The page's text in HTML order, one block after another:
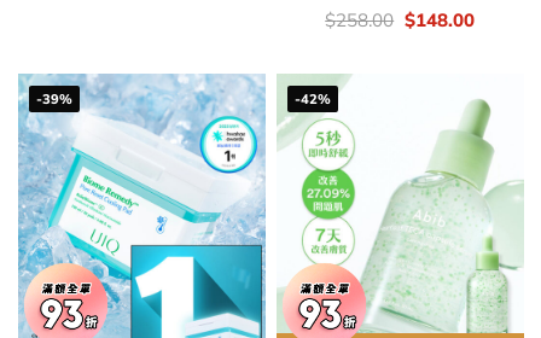
價
錢：
$258.00 Original
price
$148.00Current
-39% -42%